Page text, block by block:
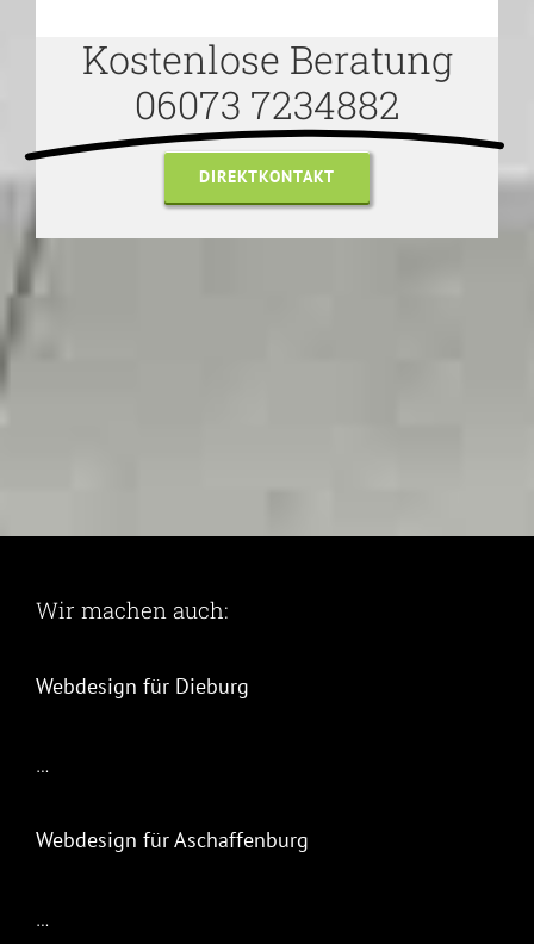
Kostenlose Beratung
06073 7234882
DIREKTKONTAKT
Wir machen auch:
Webdesign für Dieburg
…
Webdesign für Aschaffenburg
…